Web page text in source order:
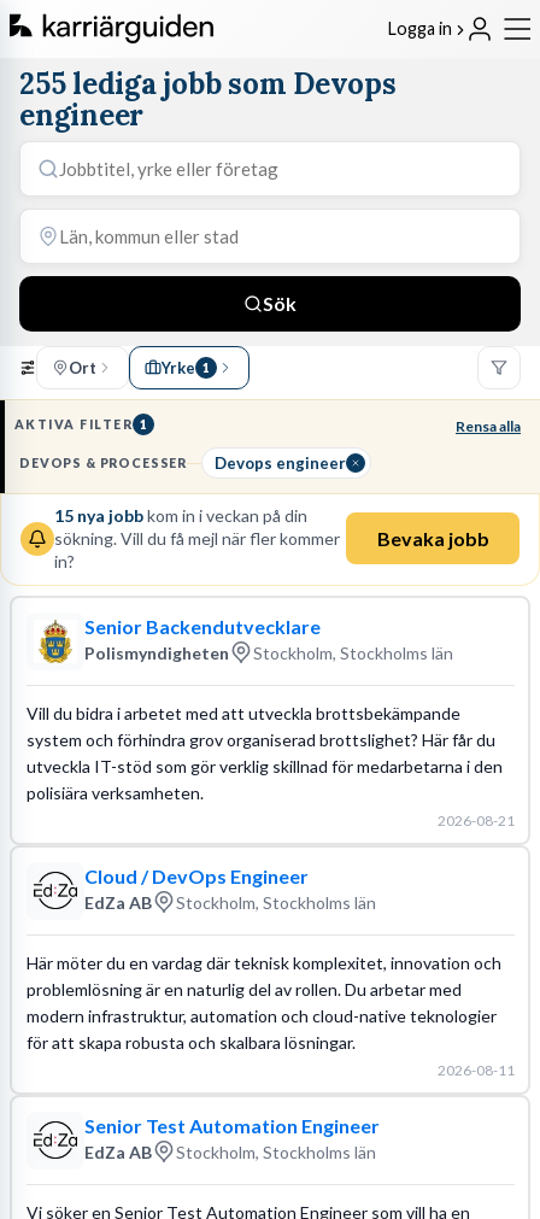
Logga in
255 lediga jobb som Devops
engineer
Sök
Ort Yrke 1
AKTIVA FILTER 1 Rensa alla
DEVOPS & PROCESSER Devops engineer
15 nya jobbkom in i veckan på din
sökning. Vill du få mejl när fler kommer
in?
Bevaka jobb
Senior Backendutvecklare
Polismyndigheten Stockholm, Stockholms län
Vill du bidra i arbetet med att utveckla brottsbekämpande
system och förhindra grov organiserad brottslighet? Här får du
utveckla IT-stöd som gör verklig skillnad för medarbetarna i den
polisiära verksamheten.
2026-08-21
Cloud / DevOps Engineer
EdZa AB Stockholm, Stockholms län
Här möter du en vardag där teknisk komplexitet, innovation och
problemlösning är en naturlig del av rollen. Du arbetar med
modern infrastruktur, automation och cloud-native teknologier
för att skapa robusta och skalbara lösningar.
2026-08-11
Senior Test Automation Engineer
EdZa AB Stockholm, Stockholms län
Vi söker en Senior Test Automation Engineer som vill ha en